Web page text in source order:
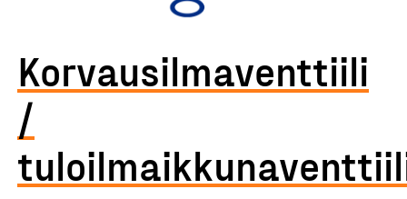
Korvausilmaventtiili
/